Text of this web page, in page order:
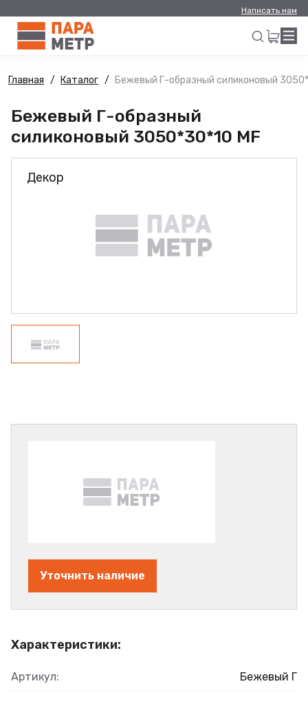
Написать нам
Искать
Главная Каталог Бежевый Г-образный силиконовый
Бежевый Г-образный
силиконовый 3050*30*10 MF
Декор
Характеристики:
Артикул: Бежевый Г
Уточнить наличие